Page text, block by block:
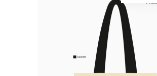
Torba bawełniana
Materiał: bawełna 100%
280g/m2 Wymiary: 38×40 cm